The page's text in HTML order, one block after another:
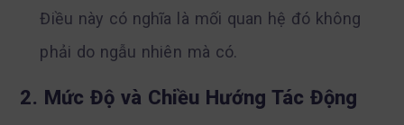
Điều này có nghĩa là mối quan hệ đó không
phải do ngẫu nhiên mà có.
2. Mức Độ và Chiều Hướng Tác Động